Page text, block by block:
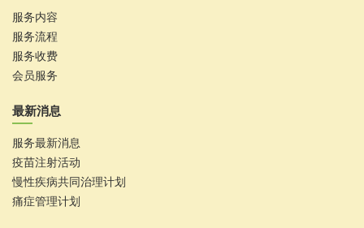
服务内容
服务流程
服务收费
会员服务
最新消息
服务最新消息
疫苗注射活动
慢性疾病共同治理计划
痛症管理计划